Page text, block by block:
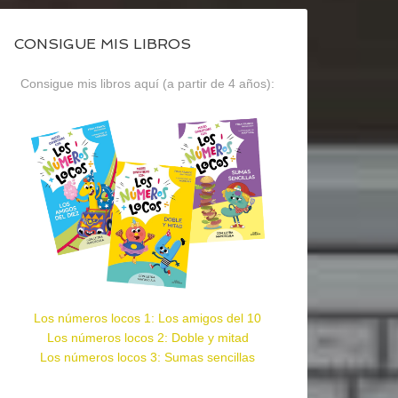
CONSIGUE MIS LIBROS
Consigue mis libros aquí (a partir de 4 años):
Los números locos 1: Los amigos del 10
Los números locos 2: Doble y mitad
Los números locos 3: Sumas sencillas